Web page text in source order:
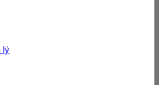
lý